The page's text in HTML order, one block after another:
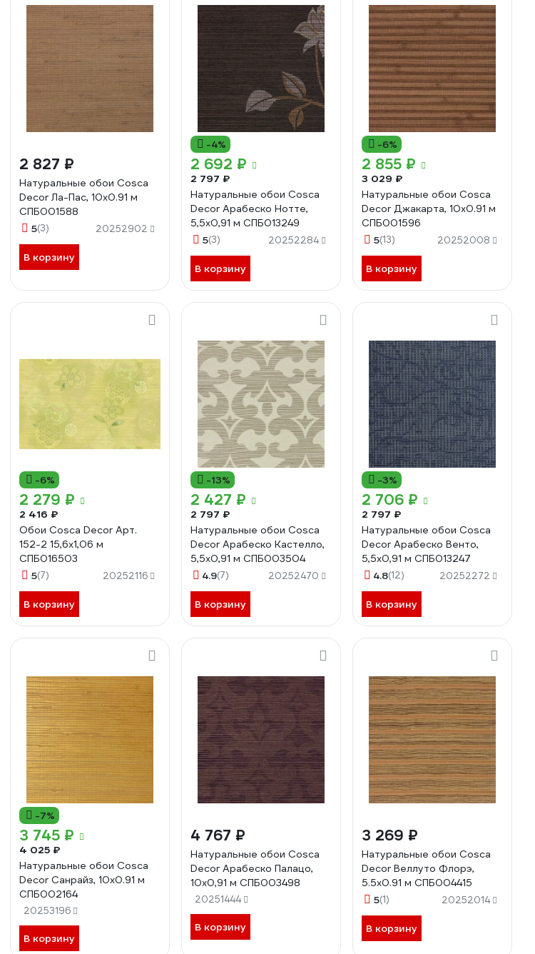
2 827 ₽
Натуральные обои Cosca
Decor Ла-Пас, 10x0.91 м
СПБ001588
5(3) 20252902
В корзину
-4%
2 692 ₽
2 797 ₽
Натуральные обои Cosca
Decor Арабеско Нотте,
5,5x0,91 м СПБ013249
5(3) 20252284
В корзину
-6%
2 855 ₽
3 029 ₽
Натуральные обои Cosca
Decor Джакарта, 10x0.91 м
СПБ001596
5(13) 20252008
В корзину
-6%
2 279 ₽
2 416 ₽
Обои Cosca Decor Арт.
152-2 15,6x1,06 м
СПБ016503
5(7) 20252116
В корзину
-13%
2 427 ₽
2 797 ₽
Натуральные обои Cosca
Decor Арабеско Кастелло,
5,5x0,91 м СПБ003504
4.9(7) 20252470
В корзину
-3%
2 706 ₽
2 797 ₽
Натуральные обои Cosca
Decor Арабеско Венто,
5,5x0,91 м СПБ013247
4.8(12) 20252272
В корзину
-7%
3 745 ₽
4 025 ₽
Натуральные обои Cosca
Decor Санрайз, 10x0.91 м
СПБ002164
20253196
В корзину
4 767 ₽
Натуральные обои Cosca
Decor Арабеско Палацо,
10x0,91 м СПБ003498
20251444
В корзину
3 269 ₽
Натуральные обои Cosca
Decor Веллуто Флорэ,
5.5x0.91 м СПБ004415
5(1) 20252014
В корзину